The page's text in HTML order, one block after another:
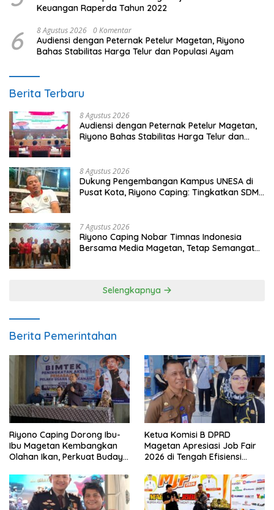
Keuangan Raperda Tahun 2022
6 8 Agustus 2026 0 Komentar
Audiensi dengan Peternak Petelur Magetan, Riyono
Bahas Stabilitas Harga Telur dan Populasi Ayam
Berita Terbaru
8 Agustus 2026
Audiensi dengan Peternak Petelur Magetan,
Riyono Bahas Stabilitas Harga Telur dan
8 Agustus 2026
Dukung Pengembangan Kampus UNESA di
Pusat Kota, Riyono Caping: Tingkatkan SDM
7 Agustus 2026
Riyono Caping Nobar Timnas Indonesia
Bersama Media Magetan, Tetap Semangat
Selengkapnya
Berita Pemerintahan
Riyono Caping Dorong Ibu-
Ibu Magetan Kembangkan
Olahan Ikan, Perkuat Budaya
Ketua Komisi B DPRD
Magetan Apresiasi Job Fair
2026 di Tengah Efisiensi